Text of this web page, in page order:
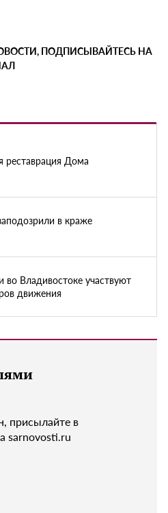
ПОДПИСЫВАЙТЕСЬ НА
реставрация Дома
в краже
во Владивостоке участвуют
движения
присылайте в
sarnovosti.ru